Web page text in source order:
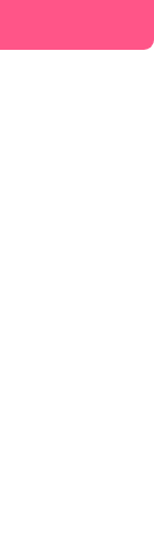
تماس حاصل فرمایید)